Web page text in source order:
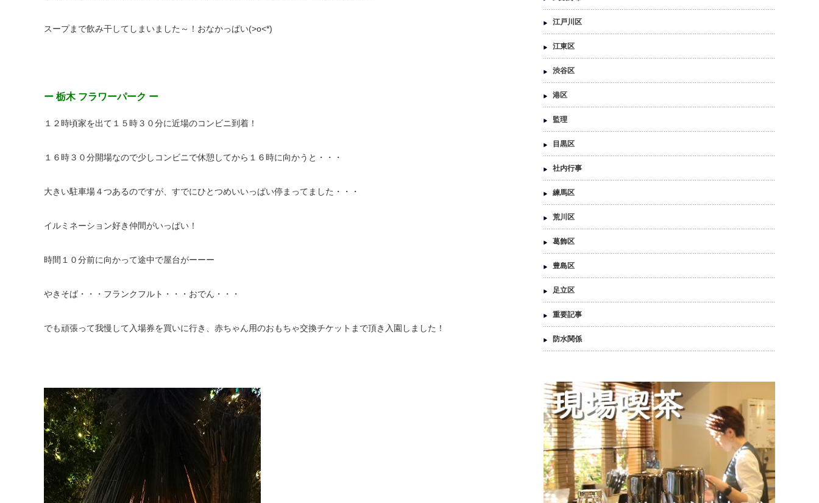
スープまで飲み干してしまいました～！おなかっぱい(>o<*)
ー 栃木 フラワーパーク ー
１２時頃家を出て１５時３０分に近場のコンビニ到着！
１６時３０分開場なので少しコンビニで休憩してから１６時に向かうと・・・
大きい駐車場４つあるのですが、すでにひとつめいいっぱい停まってました・・・
イルミネーション好き仲間がいっぱい！
時間１０分前に向かって途中で屋台がーーー
やきそば・・・フランクフルト・・・おでん・・・
でも頑張って我慢して入場券を買いに行き、赤ちゃん用のおもちゃ交換チケットまで頂き入園しました！
江戸川区
江東区
渋谷区
港区
監理
目黒区
社内行事
練馬区
荒川区
葛飾区
豊島区
足立区
重要記事
防水関係